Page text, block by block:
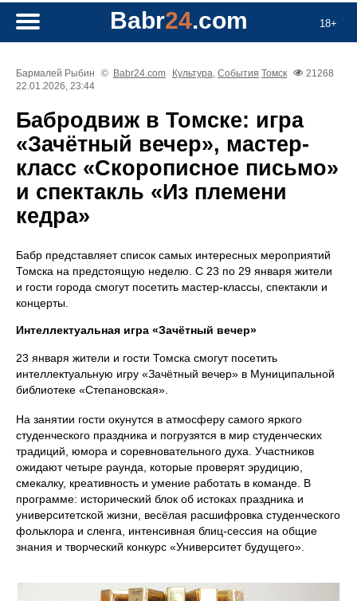
18+
Babr24.com
Бармалей Рыбин © Babr24.com Культура, События Томск
21268
22.01.2026, 23:44
Бабродвиж в Томске: игра
«Зачётный вечер», мастер-
класс «Скорописное письмо»
и спектакль «Из племени
кедра»
Бабр представляет список самых интересных мероприятий
Томска на предстоящую неделю. С 23 по 29 января жители
и гости города смогут посетить мастер-классы, спектакли и
концерты.
Интеллектуальная игра «Зачётный вечер»
23 января жители и гости Томска смогут посетить
интеллектуальную игру «Зачётный вечер» в Муниципальной
библиотеке «Степановская».
На занятии гости окунутся в атмосферу самого яркого
студенческого праздника и погрузятся в мир студенческих
традиций, юмора и соревновательного духа. Участников
ожидают четыре раунда, которые проверят эрудицию,
смекалку, креативность и умение работать в команде. В
программе: исторический блок об истоках праздника и
университетской жизни, весёлая расшифровка студенческого
фольклора и сленга, интенсивная блиц-сессия на общие
знания и творческий конкурс «Университет будущего».